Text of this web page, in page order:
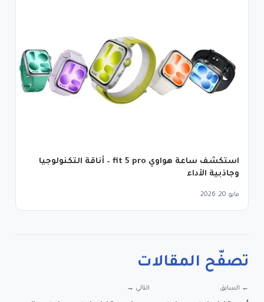
استكشف ساعة هواوي fit 5 pro – أناقة التكنولوجيا
وجاذبية الأداء
مايو 20, 2026
تصفّح المقالات
← السابق التالي →